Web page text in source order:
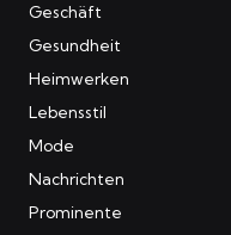
Geschäft
Gesundheit
Heimwerken
Lebensstil
Mode
Nachrichten
Prominente